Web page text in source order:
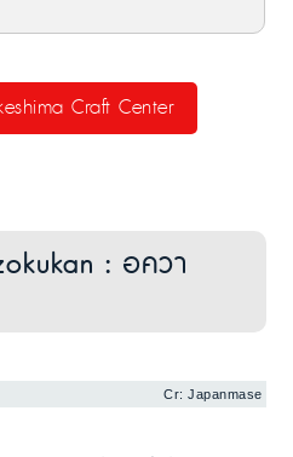
Craft Center
: อควา
Cr: Japanmase